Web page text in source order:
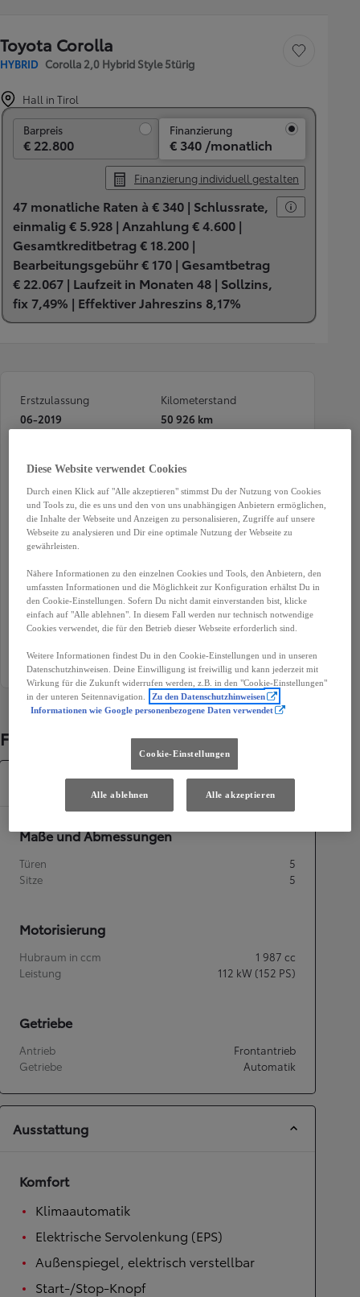
Toyota Corolla
HYBRID Corolla 2,0 Hybrid Style 5türig
Fahrzeug speichern
Hall in Tirol
Barpreis
€ 22.800
Finanzierung
€ 340 /monatlich
Finanzierung individuell gestalten
47 monatliche Raten à € 340 | Schlussrate,
einmalig € 5.928 | Anzahlung € 4.600 |
Gesamtkreditbetrag € 18.200 |
Bearbeitungsgebühr € 170 | Gesamtbetrag
€ 22.067 | Laufzeit in Monaten 48 | Sollzins,
fix 7,49% | Effektiver Jahreszins 8,17%
Erstzulassung
06-2019
Kilometerstand
50 926 km
Hybrid
Limousine
Leistung
112 kW (152 PS)
Getriebe
Automatik
Türen
Außenfarbe
Rot
Garantie
12 Monate
Frontantrieb
Fahrzeugdetails
Spezifikationen
Maße und Abmessungen
Türen
5
Sitze
5
Motorisierung
Hubraum in ccm 1 987 cc
Leistung
112 kW (152 PS)
Getriebe
Antrieb
Frontantrieb
Getriebe
Automatik
Ausstattung
Komfort
Klimaautomatik
Elektrische Servolenkung (EPS)
Außenspiegel, elektrisch verstellbar
Start-/Stop-Knopf
Diese Website verwendet Cookies
Durch einen Klick auf "Alle akzeptieren" stimmst Du der Nutzung von Cookies
und Tools zu, die es uns und den von uns unabhängigen Anbietern ermöglichen,
die Inhalte der Webseite und Anzeigen zu personalisieren, Zugriffe auf unsere
Webseite zu analysieren und Dir eine optimale Nutzung der Webseite zu
gewährleisten.
Nähere Informationen zu den einzelnen Cookies und Tools, den Anbietern, den
umfassten Informationen und die Möglichkeit zur Konfiguration erhältst Du in
den Cookie-Einstellungen. Sofern Du nicht damit einverstanden bist, klicke
einfach auf "Alle ablehnen". In diesem Fall werden nur technisch notwendige
Cookies verwendet, die für den Betrieb dieser Webseite erforderlich sind.
Weitere Informationen findest Du in den Cookie-Einstellungen und in unseren
Datenschutzhinweisen. Deine Einwilligung ist freiwillig und kann jederzeit mit
Wirkung für die Zukunft widerrufen werden, z.B. in den "Cookie-Einstellungen"
in der unteren Seitennavigation.
Zu den Datenschutzhinweisen
Informationen wie Google personenbezogene Daten verwendet
Cookie-Einstellungen
Alle ablehnen Alle akzeptieren